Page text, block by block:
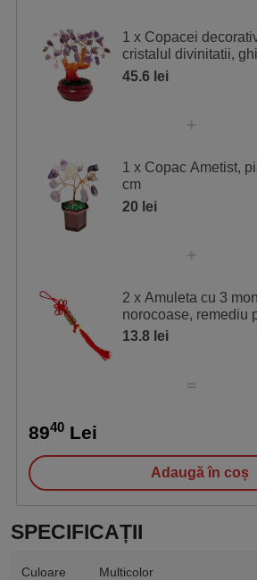
1 x Copacei
cristalul divinitatii,
45.6 lei
1 x Copac Ametist,
cm
20 lei
2 x Amuleta cu 3
norocoase, remediu
șirag rosu
13.8 lei
8940 Lei
Adaugă în coș
SPECIFICAȚII
Culoare Multicolor